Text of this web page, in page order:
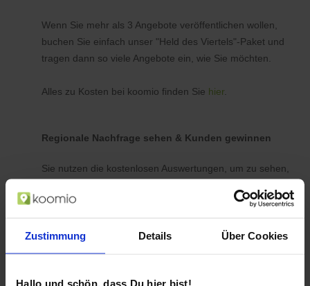
Zustimmung Details Über Cookies
Hallo und schön, dass Du hier bist!
Wenn Sie mehr als 3 Angebote veröffentlichen wollen,
buchen Sie einfach unser "Held des Viertels"-Paket und
tragen dann so viele Angebote ein, wie Sie möchten.
Alles zu Kosten bei koomio finden Sie hier
Regionale Nachfrage sehen & Kunden gewinnen
Sie nutzen die kostenlosen Auswertungen, um zu sehen,
Haarschnitt oder eine TÜV-Abnahme zu einem
haben, tragen Sie für diesen Zeitraum ein
entsprechendes Angebot ein.